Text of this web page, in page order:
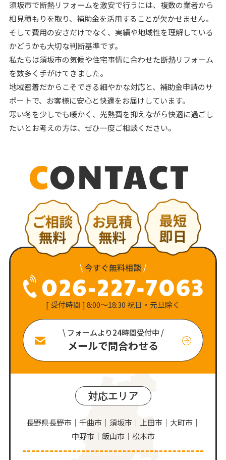
須坂市で断熱リフォームを激安で行うには、複数の業者から
相見積もりを取り、補助金を活用することが欠かせません。
そして費用の安さだけでなく、実績や地域性を理解している
かどうかも大切な判断基準です。
私たちは須坂市の気候や住宅事情に合わせた断熱リフォーム
を数多く手がけてきました。
地域密着だからこそできる細やかな対応と、補助金申請のサ
ポートで、お客様に安心と快適をお届けしています。
寒い冬を少しでも暖かく、光熱費を抑えながら快適に過ごし
たいとお考えの方は、ぜひ一度ご相談ください。
\今すぐ無料相談 /
[ 受付時間 ] 8:00〜18:30 祝日・元旦除く
\ フォームより24時間受付中 /
メールで問合わせる
対応エリア
長野県長野市｜千曲市｜須坂市｜上田市｜大町市｜
中野市｜飯山市｜松本市